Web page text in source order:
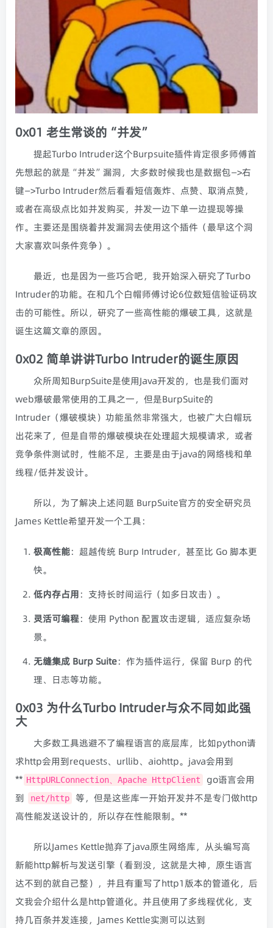
0x01 老生常谈的“并发”
提起Turbo Intruder这个Burpsuite插件肯定很多师傅首
先想起的就是“并发”漏洞，大多数时候我也是数据包—>右
键—>Turbo Intruder然后看看短信轰炸、点赞、取消点赞，
或者在高级点比如并发购买，并发一边下单一边提现等操
作。主要还是围绕着并发漏洞去使用这个插件（最早这个洞
大家喜欢叫条件竞争）。
最近，也是因为一些巧合吧，我开始深入研究了Turbo
Intruder的功能。在和几个白帽师傅讨论6位数短信验证码攻
击的可能性。所以，研究了一些高性能的爆破工具，这就是
诞生这篇文章的原因。
0x02 简单讲讲Turbo Intruder的诞生原因
众所周知BurpSuite是使用Java开发的，也是我们面对
web爆破最常使用的工具之一，但是BurpSuite的
Intruder（爆破模块）功能虽然非常强大，也被广大白帽玩
出花来了，但是自带的爆破模块在处理超大规模请求，或者
竞争条件测试时，性能不足，主要是由于java的网络栈和单
线程/低并发设计。
所以，为了解决上述问题 BurpSuite官方的安全研究员
James Kettle希望开发一个工具：
极高性能：超越传统 Burp Intruder，甚至比 Go 脚本更
快。
低内存占用：支持长时间运行（如多日攻击）。
灵活可编程：使用 Python 配置攻击逻辑，适应复杂场
景。
无缝集成 Burp Suite：作为插件运行，保留 Burp 的代
理、日志等功能。
0x03 为什么Turbo Intruder与众不同如此强
大
大多数工具逃避不了编程语言的底层库，比如python请
求http会用到requests、urllib、aiohttp。java会用到
** HttpURLConnection、Apache HttpClient
go语言会用
到
net/http
等，但是这些库一开始开发并不是专门做http
高性能发送设计的，所以存在性能限制。**
所以James Kettle抛弃了java原生网络库，从头编写高
新能http解析与发送引擎（看到没，这就是大神，原生语言
达不到的就自己整），并且有重写了http1版本的管道化，后
文我会介绍什么是http管道化。并且使用了多线程优化，支
持几百条并发连接，James Kettle实测可以达到